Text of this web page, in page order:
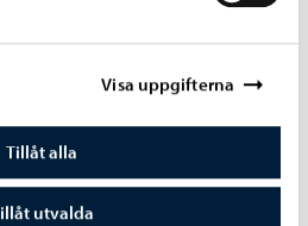
Visa uppgifterna
Tillåt alla
utvalda
-03.08.2026
öppnas för trafik
augusti